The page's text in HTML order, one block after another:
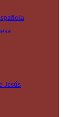
Jesús